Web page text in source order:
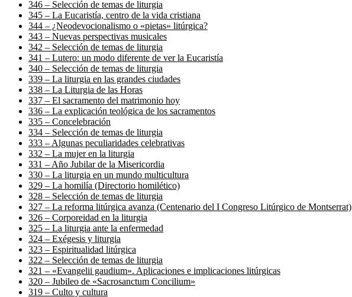
346 – Selección de temas de liturgia
345 – La Eucaristía, centro de la vida cristiana
344 – ¿Neodevocionalismo o «pietas» litúrgica?
343 – Nuevas perspectivas musicales
342 – Selección de temas de liturgia
341 – Lutero: un modo diferente de ver la Eucaristía
340 – Selección de temas de liturgia
339 – La liturgia en las grandes ciudades
338 – La Liturgia de las Horas
337 – El sacramento del matrimonio hoy
336 – La explicación teológica de los sacramentos
335 – Concelebración
334 – Selección de temas de liturgia
333 – Algunas peculiaridades celebrativas
332 – La mujer en la liturgia
331 – Año Jubilar de la Misericordia
330 – La liturgia en un mundo multicultura
329 – La homilía (Directorio homilético)
328 – Selección de temas de liturgia
327 – La reforma litúrgica avanza (Centenario del I Congreso Litúrgico de Montserrat)
326 – Corporeidad en la liturgia
325 – La liturgia ante la enfermedad
324 – Exégesis y liturgia
323 – Espiritualidad litúrgica
322 – Selección de temas de liturgia
321 – «Evangelii gaudium». Aplicaciones e implicaciones litúrgicas
320 – Jubileo de «Sacrosanctum Concilium»
319 – Culto y cultura